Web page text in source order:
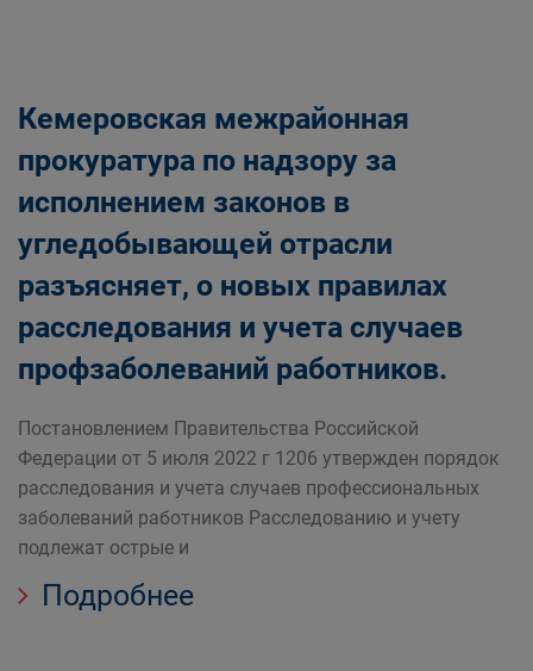
Кемеровская межрайонная
прокуратура по надзору за
исполнением законов в
угледобывающей отрасли
разъясняет, о новых правилах
расследования и учета случаев
профзаболеваний работников.
Постановлением Правительства Российской
Федерации от 5 июля 2022 г 1206 утвержден порядок
расследования и учета случаев профессиональных
заболеваний работников Расследованию и учету
подлежат острые и
Подробнее